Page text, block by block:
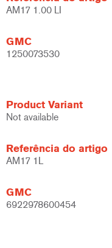
AM17 1.00 LI
GMC
1250073530
Product Variant
Not available
Referência do artigo
AM17 1L
GMC
6922978600454